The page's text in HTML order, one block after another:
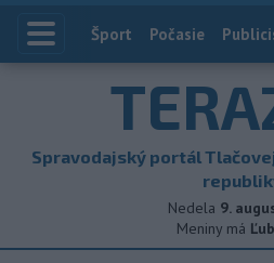
Index
Šport Počasie
Spravodajský portál
Nedela 9.
Meniny má